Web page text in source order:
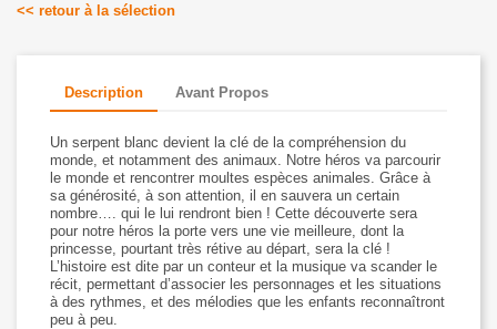
<< retour à la sélection
Description Avant Propos
Un serpent blanc devient la clé de la compréhension du
monde, et notamment des animaux. Notre héros va parcourir
le monde et rencontrer moultes espèces animales. Grâce à
sa générosité, à son attention, il en sauvera un certain
nombre…. qui le lui rendront bien ! Cette découverte sera
pour notre héros la porte vers une vie meilleure, dont la
princesse, pourtant très rétive au départ, sera la clé !
L’histoire est dite par un conteur et la musique va scander le
récit, permettant d’associer les personnages et les situations
à des rythmes, et des mélodies que les enfants reconnaîtront
peu à peu.